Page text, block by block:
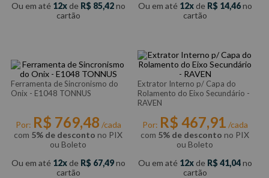
Ou em até 12 de R$ 85,42no
cartão
Ou em até 12 de R$ 14,46no
cartão
Ferramenta de Sincronismo do
Onix - E1048 TONNUS
Por: R$ 769,48 /cada
com 5% de desconto no PIX
ou Boleto
Ou em até 12 de R$ 67,49no
cartão
Extrator Interno p/ Capa do
Rolamento do Eixo Secundário -
RAVEN
Por: R$ 467,91 /cada
com 5% de desconto no PIX
ou Boleto
Ou em até 12 de R$ 41,04no
cartão